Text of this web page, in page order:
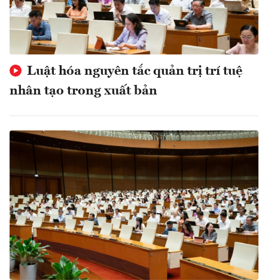
Luật hóa nguyên tắc quản trị trí tuệ
nhân tạo trong xuất bản